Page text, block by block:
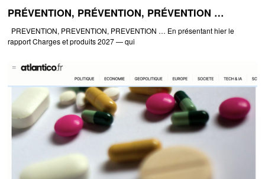
PRÉVENTION, PRÉVENTION, PRÉVENTION …
PREVENTION, PREVENTION, PREVENTION … En présentant hier le
rapport Charges et produits 2027 — qui